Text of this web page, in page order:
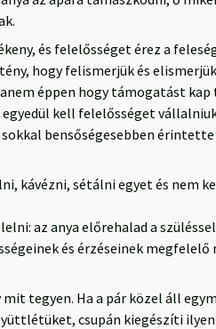
és felelősséget érez a
hogy felismerjük és
éppen hogy támogatást kap
kell felelősséget
bensőségesebben érintette
kávézni, sétálni egyet és nem
az anya előrehalad a
és érzéseinek
tegyen. Ha a pár közel áll
csupán kiegészíti